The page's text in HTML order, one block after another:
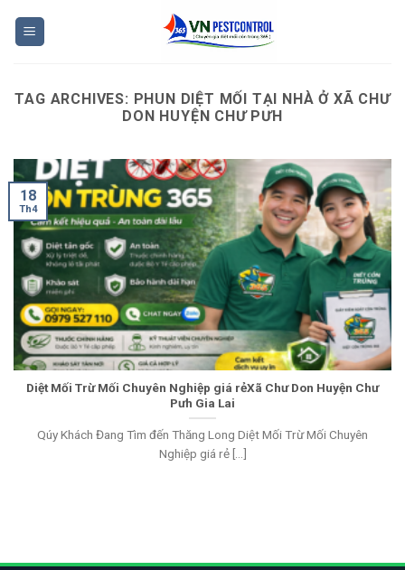
TAG ARCHIVES: PHUN DIỆT MỐI TẠI NHÀ Ở XÃ CHƯ
DON HUYỆN CHƯ PƯH
Diệt Mối Trừ Mối Chuyên Nghiệp giá rẻXã Chư Don Huyện Chư
Pưh Gia Lai
Qúy Khách Đang Tìm đến Thăng Long Diệt Mối Trừ Mối Chuyên
Nghiệp giá rẻ [...]
18
Th4